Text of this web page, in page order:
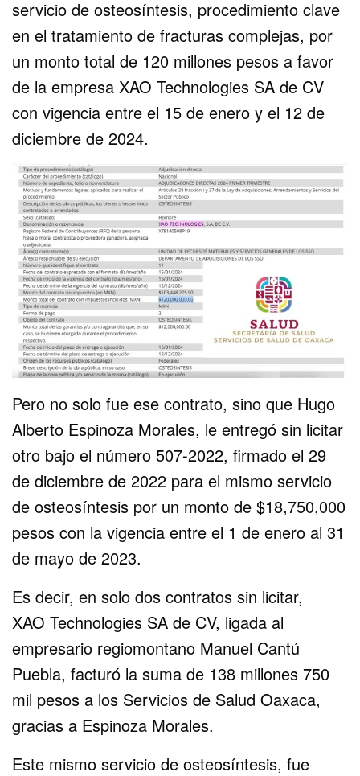
servicio de osteosíntesis, procedimiento clave
en el tratamiento de fracturas complejas, por
un monto total de 120 millones pesos a favor
de la empresa XAO Technologies SA de CV
con vigencia entre el 15 de enero y el 12 de
diciembre de 2024.
Pero no solo fue ese contrato, sino que Hugo
Alberto Espinoza Morales, le entregó sin licitar
otro bajo el número 507-2022, firmado el 29
de diciembre de 2022 para el mismo servicio
de osteosíntesis por un monto de $18,750,000
pesos con la vigencia entre el 1 de enero al 31
de mayo de 2023.
Es decir, en solo dos contratos sin licitar,
XAO Technologies SA de CV, ligada al
empresario regiomontano Manuel Cantú
Puebla, facturó la suma de 138 millones 750
mil pesos a los Servicios de Salud Oaxaca,
gracias a Espinoza Morales.
Este mismo servicio de osteosíntesis, fue